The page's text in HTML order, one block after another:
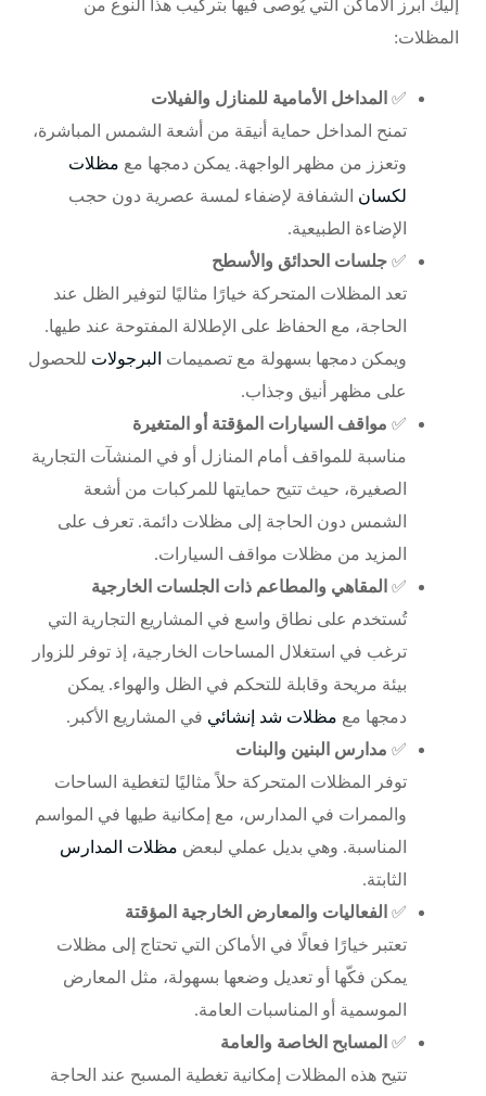
إليك أبرز الأماكن التي يُوصى فيها بتركيب هذا النوع من
المظلات:
✅ المداخل الأمامية للمنازل والفيلات
تمنح المداخل حماية أنيقة من أشعة الشمس المباشرة،
وتعزز من مظهر الواجهة. يمكن دمجها مع مظلات
لكسان الشفافة لإضفاء لمسة عصرية دون حجب
الإضاءة الطبيعية.
✅ جلسات الحدائق والأسطح
تعد المظلات المتحركة خيارًا مثاليًا لتوفير الظل عند
الحاجة، مع الحفاظ على الإطلالة المفتوحة عند طيها.
ويمكن دمجها بسهولة مع تصميمات البرجولات للحصول
على مظهر أنيق وجذاب.
✅ مواقف السيارات المؤقتة أو المتغيرة
مناسبة للمواقف أمام المنازل أو في المنشآت التجارية
الصغيرة، حيث تتيح حمايتها للمركبات من أشعة
الشمس دون الحاجة إلى مظلات دائمة. تعرف على
المزيد من مظلات مواقف السيارات.
✅ المقاهي والمطاعم ذات الجلسات الخارجية
تُستخدم على نطاق واسع في المشاريع التجارية التي
ترغب في استغلال المساحات الخارجية، إذ توفر للزوار
بيئة مريحة وقابلة للتحكم في الظل والهواء. يمكن
دمجها مع مظلات شد إنشائي في المشاريع الأكبر.
✅ مدارس البنين والبنات
توفر المظلات المتحركة حلاً مثاليًا لتغطية الساحات
والممرات في المدارس، مع إمكانية طيها في المواسم
المناسبة. وهي بديل عملي لبعض مظلات المدارس
الثابتة.
✅ الفعاليات والمعارض الخارجية المؤقتة
تعتبر خيارًا فعالًا في الأماكن التي تحتاج إلى مظلات
يمكن فكّها أو تعديل وضعها بسهولة، مثل المعارض
الموسمية أو المناسبات العامة.
✅ المسابح الخاصة والعامة
تتيح هذه المظلات إمكانية تغطية المسبح عند الحاجة